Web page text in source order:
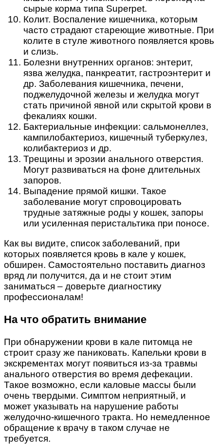
сырые корма типа Superpet.
Колит. Воспаление кишечника, которым
часто страдают стареющие животные. При
колите в стуле животного появляется кровь
и слизь.
Болезни внутренних органов: энтерит,
язва желудка, панкреатит, гастроэнтерит и
др. Заболевания кишечника, печени,
поджелудочной железы и желудка могут
стать причиной явной или скрытой крови в
фекалиях кошки.
Бактериальные инфекции: сальмонеллез,
кампилобактериоз, кишечный туберкулез,
колибактериоз и др.
Трещины и эрозии анального отверстия.
Могут развиваться на фоне длительных
запоров.
Выпадение прямой кишки. Такое
заболевание могут спровоцировать
трудные затяжные роды у кошек, запоры
или усиленная перистальтика при поносе.
Как вы видите, список заболеваний, при
которых появляется кровь в кале у кошек,
обширен. Самостоятельно поставить диагноз
вряд ли получится, да и не стоит этим
заниматься – доверьте диагностику
профессионалам!
На что обратить внимание
При обнаружении крови в кале питомца не
строит сразу же паниковать. Капельки крови в
экскрементах могут появиться из-за травмы
анального отверстия во время дефекации.
Такое возможно, если каловые массы были
очень твердыми. Симптом неприятный, и
может указывать на нарушение работы
желудочно-кишечного тракта. Но немедленное
обращение к врачу в таком случае не
требуется.